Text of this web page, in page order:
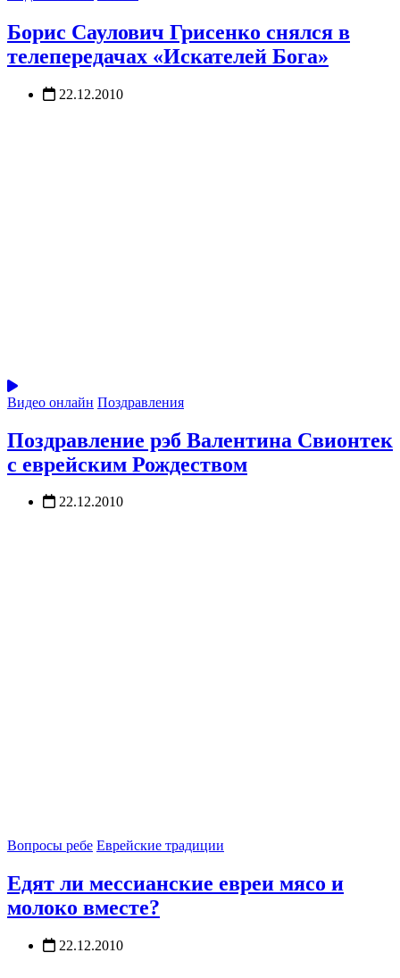
Борис Саулович Грисенко снялся в
телепередачах «Искателей Бога»
22.12.2010
Видео онлайн Поздравления
Поздравление рэб Валентина Свионтек
с еврейским Рождеством
22.12.2010
Вопросы ребе Еврейские традиции
Едят ли мессианские евреи мясо и
молоко вместе?
22.12.2010